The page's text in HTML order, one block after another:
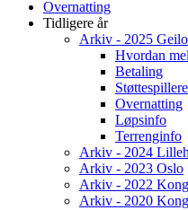
Overnatting
Tidligere år
Arkiv - 2025 Geilo
Hvordan
Betaling
Støttespillere
Overnatting
Løpsinfo
Terrenginfo
Arkiv - 2024
Arkiv - 2023 Oslo
Arkiv - 2022
Arkiv - 2020